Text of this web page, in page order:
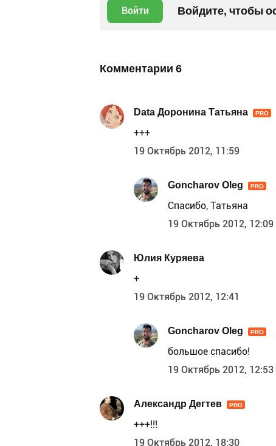
Войти Войдите, чтобы
Комментарии 6
Data Доронина Татьяна PRO
+++
19 Октябрь 2012, 11:59
Goncharov Oleg PRO
Спасибо, Татьяна
19 Октябрь 2012, 12:09
Юлия Куряева
+
19 Октябрь 2012, 12:41
Goncharov Oleg PRO
большое спасибо!
19 Октябрь 2012, 12:53
Александр Дегтев PRO
+++!!!
19 Октябрь 2012, 18:30